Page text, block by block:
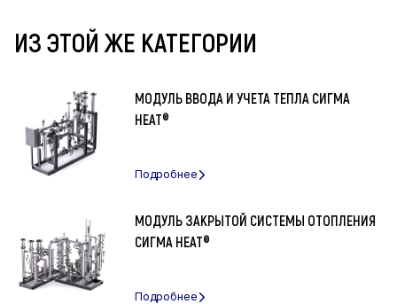
ИЗ ЭТОЙ ЖЕ КАТЕГОРИИ
МОДУЛЬ ВВОДА И УЧЕТА ТЕПЛА СИГМА
HEAT®
МОДУЛЬ ЗАКРЫТОЙ СИСТЕМЫ ОТОПЛЕНИЯ
СИГМА HEAT®